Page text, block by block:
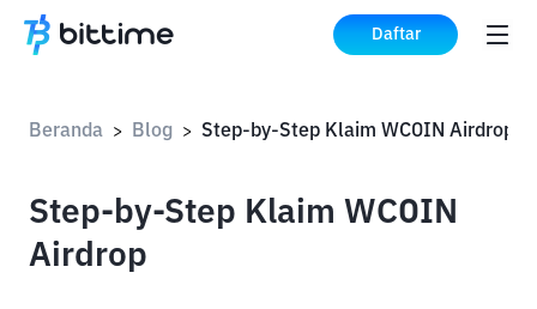
Daftar
Beranda > Blog > Step-by-Step Klaim WCOIN Airdrop
Step-by-Step Klaim WCOIN
Airdrop